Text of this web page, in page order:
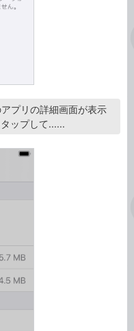
プリの詳細画面が表示
ップして......